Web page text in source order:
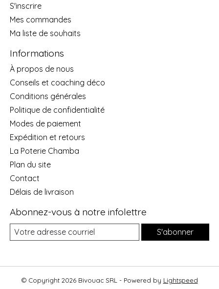
S'inscrire
Mes commandes
Ma liste de souhaits
Informations
À propos de nous
Conseils et coaching déco
Conditions générales
Politique de confidentialité
Modes de paiement
Expédition et retours
La Poterie Chamba
Plan du site
Contact
Délais de livraison
Abonnez-vous à notre infolettre
S'abonner
© Copyright 2026 Bivouac SRL - Powered by Lightspeed